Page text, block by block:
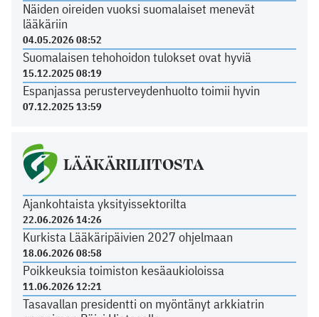
Näiden oireiden vuoksi suomalaiset menevät
lääkäriin
04.05.2026 08:52
Suomalaisen tehohoidon tulokset ovat hyviä
15.12.2025 08:19
Espanjassa perusterveydenhuolto toimii hyvin
07.12.2025 13:59
LÄÄKÄRILIITOSTA
Ajankohtaista yksityissektorilta
22.06.2026 14:26
Kurkista Lääkäripäivien 2027 ohjelmaan
18.06.2026 08:58
Poikkeuksia toimiston kesäaukioloissa
11.06.2026 12:21
Tasavallan presidentti on myöntänyt arkkiatrin